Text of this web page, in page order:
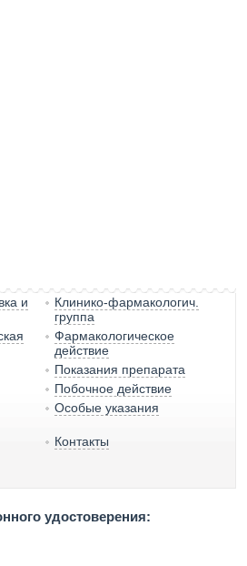
и
Клинико-фармакологич.
группа
Фармакологическое
действие
Показания препарата
Побочное действие
Особые указания
Контакты
удостоверения: